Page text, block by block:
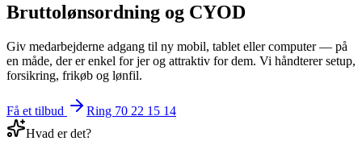
Bruttolønsordning og CYOD
Giv medarbejderne adgang til ny mobil, tablet eller computer — på
en måde, der er enkel for jer og attraktiv for dem. Vi håndterer setup,
forsikring, frikøb og lønfil.
Få et tilbud
Ring 70 22 15 14
Hvad er det?